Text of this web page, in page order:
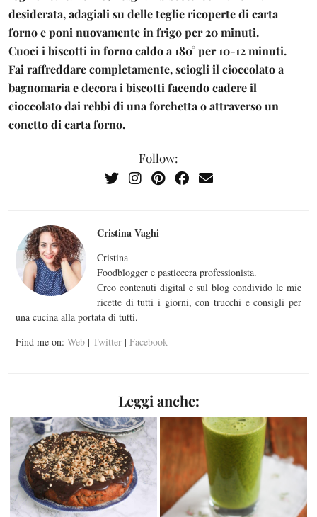
desiderata, adagiali su delle teglie ricoperte di carta
forno e poni nuovamente in frigo per 20 minuti.
Cuoci i biscotti in forno caldo a 180° per 10-12 minuti.
Fai raffreddare completamente, sciogli il cioccolato a
bagnomaria e decora i biscotti facendo cadere il
cioccolato dai rebbi di una forchetta o attraverso un
conetto di carta forno.
Follow:
Cristina Vaghi
Cristina
Foodblogger e pasticcera professionista.
Creo contenuti digital e sul blog condivido le mie
ricette di tutti i giorni, con trucchi e consigli per
una cucina alla portata di tutti.
Find me on: Web | Twitter | Facebook
Leggi anche: